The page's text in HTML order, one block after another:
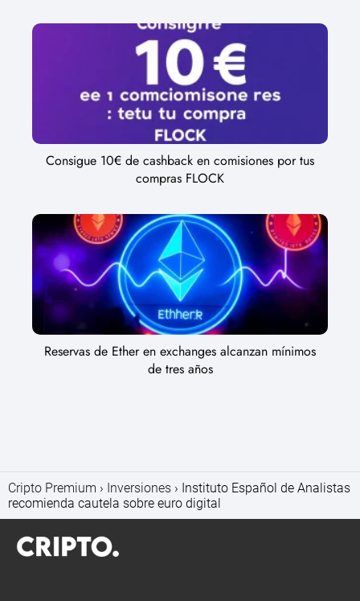
Consigue 10€ de cashback en comisiones por tus
compras FLOCK
Reservas de Ether en exchanges alcanzan mínimos
de tres años
Cripto Premium Inversiones
Instituto Español de Analistas
recomienda cautela sobre euro digital